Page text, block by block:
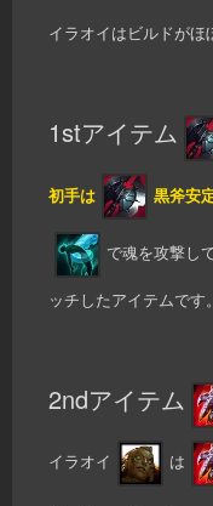
イラオイはビルドがほ
1stアイテム
初手は 黒斧安
で魂を攻撃し
ッチしたアイテムです。
2ndアイテム
イラオイ は